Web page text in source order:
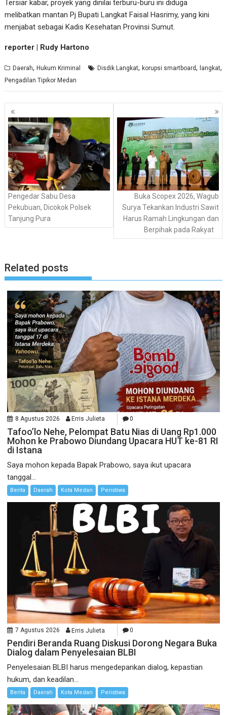
Tersiar kabar, proyek yang dinilai terburu-buru ini diduga
melibatkan mantan Pj Bupati Langkat Faisal Hasrimy, yang kini
menjabat sebagai Kadis Kesehatan Provinsi Sumut.
reporter | Rudy Hartono
Daerah,Hukum Kriminal Disdik Langkat,korupsi smartboard, langkat,
Pengadilan Tipikor Medan
Navigasi
pos
Pengedar Sabu Desa
Pekubuan, Dicokok Polsek
Tanjung Pura
Buka Scopex 2026, Wagub
Surya Tekankan Industri Sawit
Harus Ramah Lingkungan dan
Berpihak pada Rakyat
Related posts
8 Agustus 2026 Erris Julieta 0
Tafoo’lo Nehe, Pelompat Batu Nias di Uang Rp1.000
Mohon ke Prabowo Diundang Upacara HUT ke-81 RI
di Istana
Saya mohon kepada Bapak Prabowo, saya ikut upacara
tanggal...
Berita Daerah Kota Medan Peristiwa
7 Agustus 2026 Erris Julieta 0
Pendiri Beranda Ruang Diskusi Dorong Negara Buka
Dialog dalam Penyelesaian BLBI
Penyelesaian BLBI harus mengedepankan dialog, kepastian
hukum, dan keadilan...
Berita Daerah Kota Medan Peristiwa